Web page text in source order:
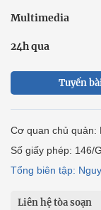
Multimedia
24h qua
Tuyến
Cơ quan chủ quản:
Số giấy phép: 146/
Tổng biên tập:
Liên hệ tòa soạn